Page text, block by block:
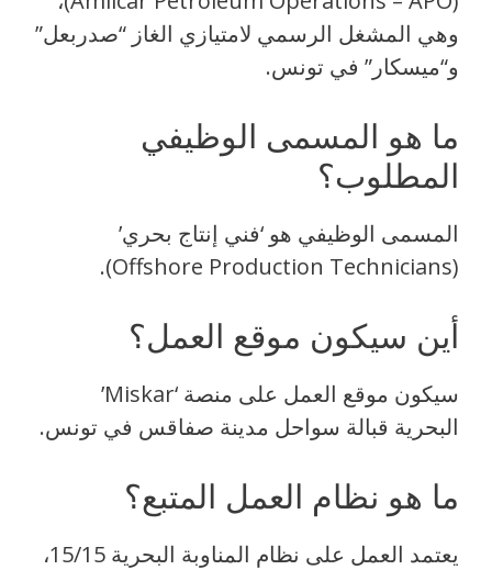
وهي المشغل الرسمي لامتيازي الغاز “صدربعل”
و“ميسكار” في تونس.
ما هو المسمى الوظيفي
المطلوب؟
المسمى الوظيفي هو ‘فني إنتاج بحري’
(Offshore Production Technicians).
أين سيكون موقع العمل؟
سيكون موقع العمل على منصة ‘Miskar’
البحرية قبالة سواحل مدينة صفاقس في تونس.
ما هو نظام العمل المتبع؟
يعتمد العمل على نظام المناوبة البحرية 15/15،